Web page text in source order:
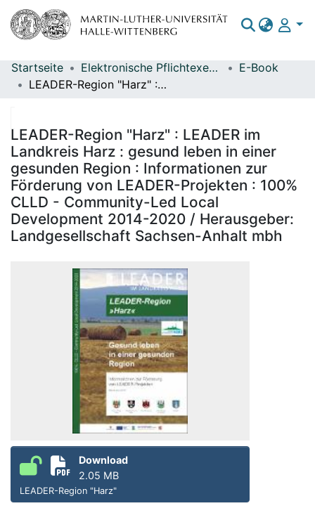
Bereiche & Sammlungen
Statistiken
Startseite Elektronische Pflichtexemplare
E-Book
LEADER-Region "Harz" : LEADER im Landkreis Harz : gesund leben in einer gesunden Region : Informationen zur Förderung von LEADER-Projekten : 100% CLLD - Community-Led Local Development 2014-2020 / Herausgeber: Landgesellschaft Sachsen-Anhalt mbh
LEADER-Region "Harz" : LEADER im
Landkreis Harz : gesund leben in einer
gesunden Region : Informationen zur
Förderung von LEADER-Projekten : 100%
CLLD - Community-Led Local
Development 2014-2020 / Herausgeber:
Landgesellschaft Sachsen-Anhalt mbh
Download
2.05 MB
LEADER-Region "Harz"